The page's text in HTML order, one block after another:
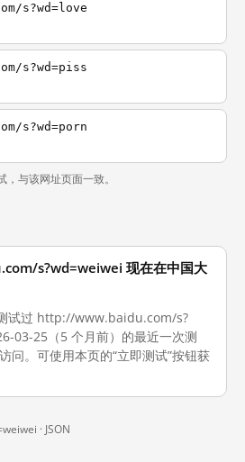
s?wd=love
s?wd=piss
s?wd=porn
与该网址页面一致。
s?wd=weiwei 现在在中国大
试过 http://www.baidu.com/s?
03-25（5 个月前）的最近一次测
问。可使用本页的“立即测试”按钮获
· JSON